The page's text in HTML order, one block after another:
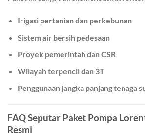
Irigasi pertanian dan perkebunan
Sistem air bersih pedesaan
Proyek pemerintah dan CSR
Wilayah terpencil dan 3T
Penggunaan jangka panjang tenaga
FAQ Seputar Paket Pompa
Resmi